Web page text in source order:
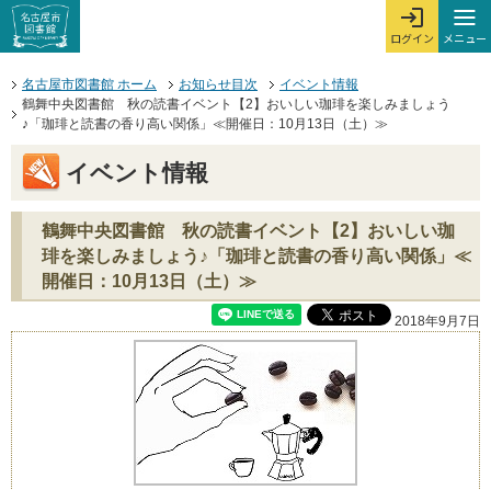
ページの先頭です。
本文へジャンプする。
ここからサイト内共通メニューです。
サイト内共通メニューをスキップする
ログイン
ログインを開
メニュー
メ
サイト内共通メニューここまで。
名古屋市図書館 ホーム
お知らせ目次
イベント情報
鶴舞中央図書館 秋の読書イベント【2】おいしい珈琲を楽しみましょう
♪「珈琲と読書の香り高い関係」≪開催日：10月13日（土）≫
イベント情報
鶴舞中央図書館 秋の読書イベント【2】おいしい珈
琲を楽しみましょう♪「珈琲と読書の香り高い関係」≪
開催日：10月13日（土）≫
2018年9月7日